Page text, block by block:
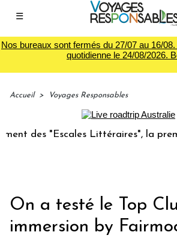
☰
Nos bureaux sont fermés du 27/07 au 16/
quotidienne le 24/08/2026.
Accueil > Voyages Responsables
Littéraires", la première
On a testé le Top
immersion by